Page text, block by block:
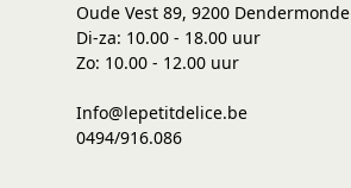
Oude Vest 89, 9200 Dendermonde
Di-za: 10.00 - 18.00 uur
Zo: 10.00 - 12.00 uur
Info@lepetitdelice.be
0494/916.086